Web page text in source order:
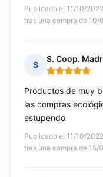
Publicado el 11/10/
tras una compra de 10/
S
S. Coop.
Nota: 5 de 5
Publicado el 11/10/
tras una compra de 15/
Productos de muy
las compras
estupendo